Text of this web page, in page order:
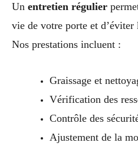
Un entretien régulier
vie de votre porte et d’éviter
Nos prestations incluent :
Graissage et
Vérification des
Contrôle des
Ajustement de la